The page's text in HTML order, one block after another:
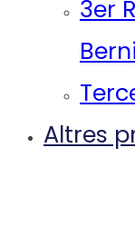
3er
Altres